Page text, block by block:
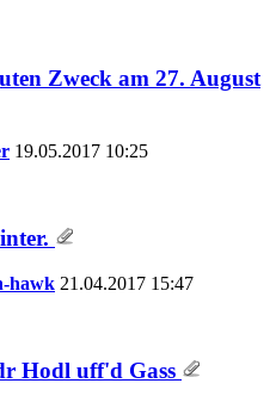
Zweck am 27. August
19.05.2017 10:25
hawk 21.04.2017 15:47
Hodl uff'd Gass